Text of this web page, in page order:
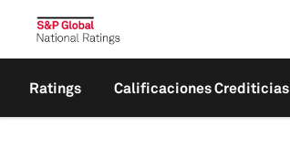
Ratings Calificaciones Crediticias